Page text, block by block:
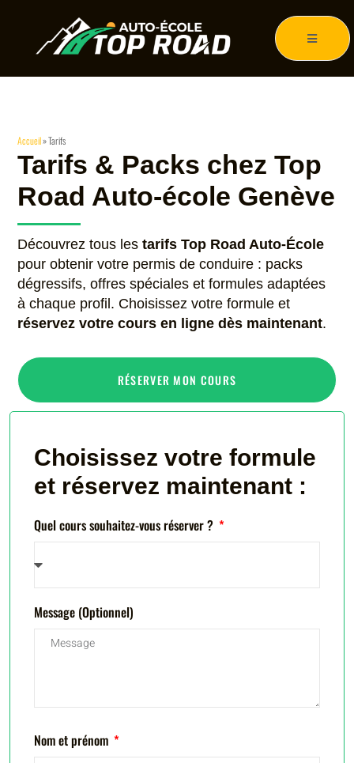
Accueil»Tarifs
Tarifs & Packs chez Top
Road Auto-école Genève
Découvrez tous les tarifs Top Road Auto-École
pour obtenir votre permis de conduire : packs
dégressifs, offres spéciales et formules adaptées
à chaque profil. Choisissez votre formule et
réservez votre cours en ligne dès maintenant.
RÉSERVER MON COURS
Choisissez votre formule
et réservez maintenant :
Quel cours souhaitez-vous réserver ?
Message (Optionnel)
Nom et prénom